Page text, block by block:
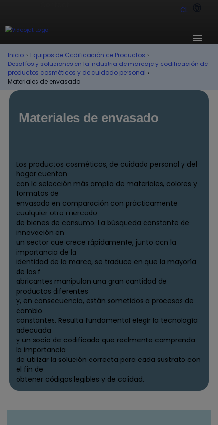
CL
Inicio › Equipos de Codificación de Productos ›
Desafíos y soluciones en la industria de marcaje y codificación de
productos cosméticos y de cuidado personal ›
Materiales de envasado
Materiales de envasado
Los productos cosméticos, de cuidado personal y del
hogar cuentan
con la selección más amplia de materiales, colores y
formatos de
envasado en comparación con prácticamente
cualquier otro mercado
de bienes de consumo. La búsqueda constante de
innovación en
un sector que crece rápidamente, junto con la
importancia de la
identidad de la marca, se traduce en que la mayoría
de los f
abricantes manipulan una gran cantidad de
productos diferentes
y, en consecuencia, están sometidos a procesos de
cambio
constantes. Resulta fundamental elegir la tecnología
adecuada
y un socio de codificado que realmente comprenda
la importancia
de utilizar la solución correcta para cada sustrato con
el fin de
obtener códigos legibles y de calidad.